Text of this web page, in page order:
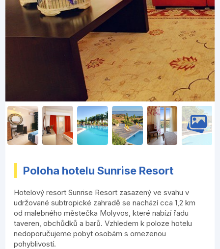
Poloha hotelu Sunrise Resort
Hotelový resort Sunrise Resort zasazený ve svahu v
udržované subtropické zahradě se nachází cca 1,2 km
od malebného městečka Molyvos, které nabízí řadu
taveren, obchůdků a barů. Vzhledem k poloze hotelu
nedoporučujeme pobyt osobám s omezenou
pohyblivostí.